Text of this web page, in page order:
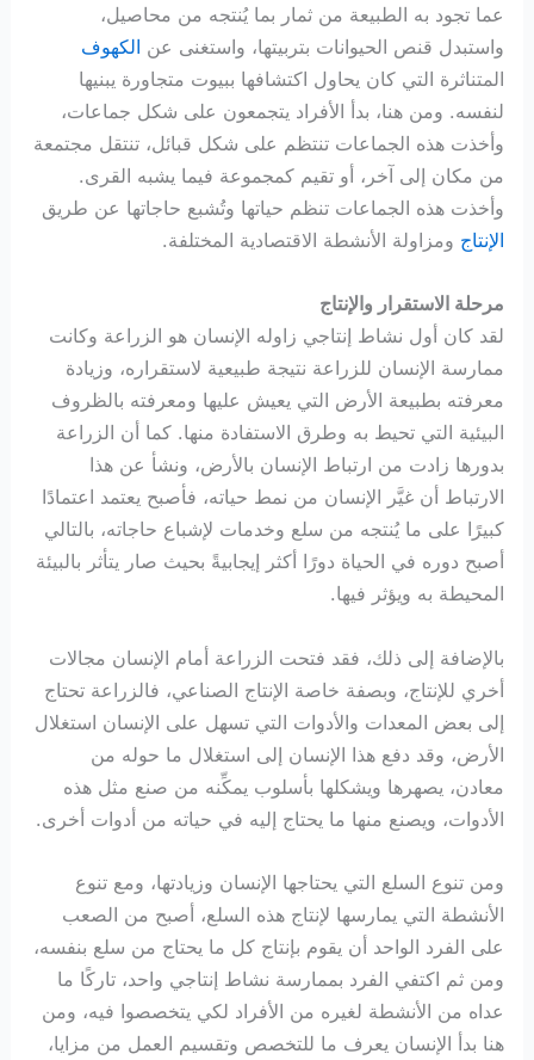
عما تجود به الطبيعة من ثمار بما يُنتجه من محاصيل،
واستبدل قنص الحيوانات بتربيتها، واستغنى عن الكهوف
المتناثرة التي كان يحاول اكتشافها ببيوت متجاورة يبنيها
لنفسه. ومن هنا، بدأ الأفراد يتجمعون على شكل جماعات،
وأخذت هذه الجماعات تنتظم على شكل قبائل، تنتقل مجتمعة
من مكان إلى آخر، أو تقيم كمجموعة فيما يشبه القرى.
وأخذت هذه الجماعات تنظم حياتها وتُشبع حاجاتها عن طريق
الإنتاج ومزاولة الأنشطة الاقتصادية المختلفة.
مرحلة الاستقرار والإنتاج
لقد كان أول نشاط إنتاجي زاوله الإنسان هو الزراعة وكانت
ممارسة الإنسان للزراعة نتيجة طبيعية لاستقراره، وزيادة
معرفته بطبيعة الأرض التي يعيش عليها ومعرفته بالظروف
البيئية التي تحيط به وطرق الاستفادة منها. كما أن الزراعة
بدورها زادت من ارتباط الإنسان بالأرض، ونشأ عن هذا
الارتباط أن غيَّر الإنسان من نمط حياته، فأصبح يعتمد اعتمادًا
كبيرًا على ما يُنتجه من سلع وخدمات لإشباع حاجاته، بالتالي
أصبح دوره في الحياة دورًا أكثر إيجابيةً بحيث صار يتأثر بالبيئة
المحيطة به ويؤثر فيها.
بالإضافة إلى ذلك، فقد فتحت الزراعة أمام الإنسان مجالات
أخري للإنتاج، وبصفة خاصة الإنتاج الصناعي، فالزراعة تحتاج
إلى بعض المعدات والأدوات التي تسهل على الإنسان استغلال
الأرض، وقد دفع هذا الإنسان إلى استغلال ما حوله من
معادن، يصهرها ويشكلها بأسلوب يمكِّنه من صنع مثل هذه
الأدوات، ويصنع منها ما يحتاج إليه في حياته من أدوات أخرى.
ومن تنوع السلع التي يحتاجها الإنسان وزيادتها، ومع تنوع
الأنشطة التي يمارسها لإنتاج هذه السلع، أصبح من الصعب
على الفرد الواحد أن يقوم بإنتاج كل ما يحتاج من سلع بنفسه،
ومن ثم اكتفي الفرد بممارسة نشاط إنتاجي واحد، تاركًا ما
عداه من الأنشطة لغيره من الأفراد لكي يتخصصوا فيه، ومن
هنا بدأ الإنسان يعرف ما للتخصص وتقسيم العمل من مزايا،